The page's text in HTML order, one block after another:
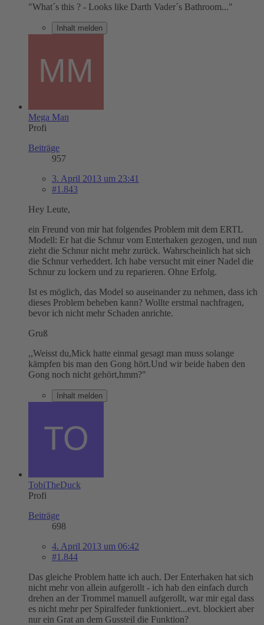
"What´s this ? - Looks like Darth Vader´s Bathroom..."
Inhalt melden
Mega Man
Profi
Beiträge
957
3. April 2013 um 23:41
#1.843
Hey Leute,
ein Freund von mir hat folgendes Problem mit dem ERTL
Modell: Er hat die Schnur vom Enterhaken gezogen, und nun
zieht die Schnur nicht mehr zurück. Wahrscheinlich hat sich
die Schnur verheddert. Ich habe versucht mit einer Nadel die
Schnur zu lockern und zu reparieren. Ohne Erfolg.
Ist es möglich, das Model so auseinander zu nehmen, dass ich
dieses Problem beheben kann? Wollte erstmal nachfragen,
bevor ich nicht mehr Schaden anrichte.
Gruß
,,Weisst du,Mick hatte einmal gesagt man muss solange
kämpfen bis man den Gong hört.Und wir beide haben den
Gong noch nicht gehört,hmm?"
Inhalt melden
TobiTheDuck
Profi
Beiträge
698
4. April 2013 um 06:42
#1.844
Das gleiche Problem hatte ich auch. Der Enterhaken hat sich
nicht mehr von allein aufgerollt - ich hab den einfach durch
drehen an der Trommel manuell aufgerollt, war mir egal dass
es nicht mehr per Spiralfeder funktioniert...evt. blockiert aber
nur ein Grat an dem Gussteil die Funktion?